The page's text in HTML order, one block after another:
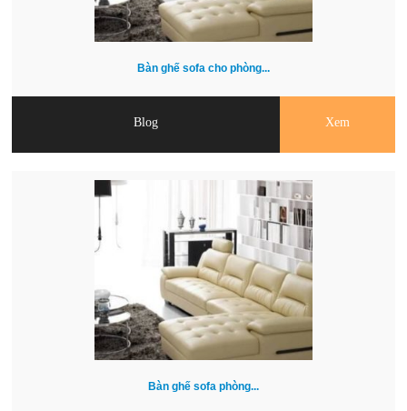
Bàn ghế sofa cho phòng...
Blog Xem
Bàn ghế sofa phòng...